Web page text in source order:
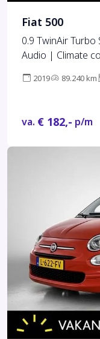
Fiat 500
0.9 TwinAir
Audio | Climate
2019 89.240 km
va. € 182,- p/m